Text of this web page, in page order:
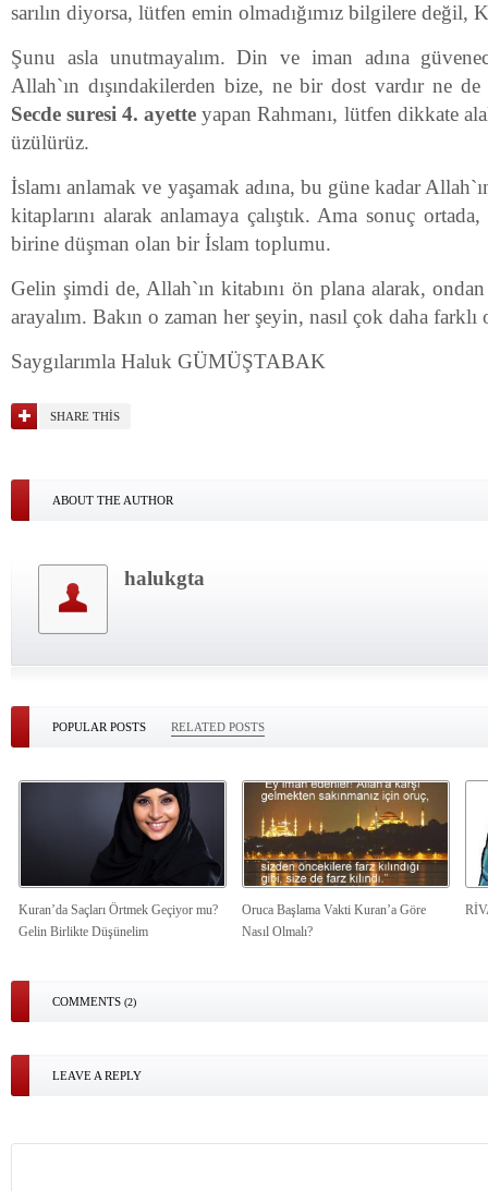
sarılın diyorsa, lütfen emin olmadığımız bilgilere değil,
Şunu asla unutmayalım. Din ve iman adına
Allah`ın dışındakilerden bize, ne bir dost vardır ne
Secde suresi 4. ayette yapan Rahmanı, lütfen dikkate
üzülürüz.
İslamı anlamak ve yaşamak adına, bu güne kadar
kitaplarını alarak anlamaya çalıştık. Ama sonuç
birine düşman olan bir İslam toplumu.
Gelin şimdi de, Allah`ın kitabını ön plana alarak, ondan
arayalım. Bakın o zaman her şeyin, nasıl çok daha
Saygılarımla Haluk GÜMÜŞTABAK
SHARE THIS
ABOUT THE AUTHOR
halukgta
POPULAR POSTS RELATED POSTS
Kuran’da Saçları Örtmek Geçiyor mu?
Gelin Birlikte Düşünelim
Oruca Başlama Vakti Kuran’a Göre
Nasıl Olmalı?
COMMENTS (2)
LEAVE A REPLY